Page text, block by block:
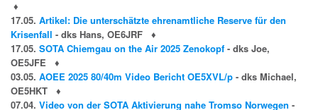
♦
17.05. Artikel: Die unterschätzte ehrenamtliche Reserve für den
Krisenfall - dks Hans, OE6JRF
♦
17.05. SOTA Chiemgau on the Air 2025 Zenokopf - dks Joe,
OE5JFE
♦
03.05. AOEE 2025 80/40m Video Bericht OE5XVL/p - dks Michael,
OE5HKT
♦
07.04. Video von der SOTA Aktivierung nahe Tromso Norwegen -